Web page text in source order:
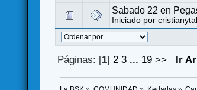
Sabado 22 en
Iniciado porcristianytal
Páginas: [1] 2 3 ... 19 >> Ir